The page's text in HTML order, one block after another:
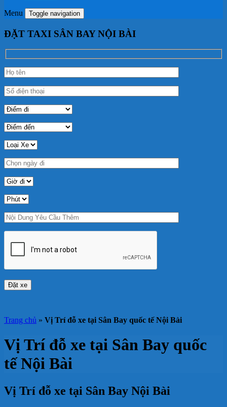
Menu Toggle navigation
ĐẶT TAXI SÂN BAY NỘI BÀI
Trang chủ » Vị Trí đỗ xe tại Sân Bay quốc tế Nội Bài
Vị Trí đỗ xe tại Sân Bay quốc
tế Nội Bài
Vị Trí đỗ xe tại Sân Bay Nội Bài